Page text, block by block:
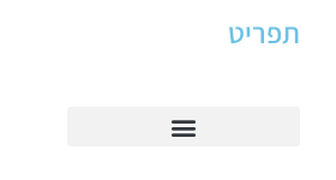
תפריט